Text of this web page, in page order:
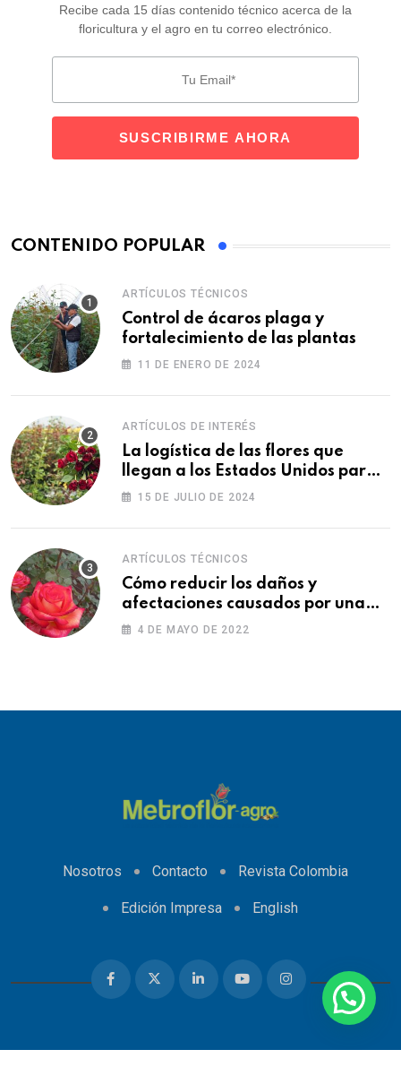
Recibe cada 15 días contenido técnico acerca de la
floricultura y el agro en tu correo electrónico.
CONTENIDO POPULAR
ARTÍCULOS TÉCNICOS
Control de ácaros plaga y
fortalecimiento de las plantas
11 DE ENERO DE 2024
ARTÍCULOS DE INTERÉS
La logística de las flores que
llegan a los Estados Unidos para
las fiestas
15 DE JULIO DE 2024
ARTÍCULOS TÉCNICOS
Cómo reducir los daños y
afectaciones causados por una
fitotoxicidad
4 DE MAYO DE 2022
Nosotros Contacto Revista Colombia
Edición Impresa English